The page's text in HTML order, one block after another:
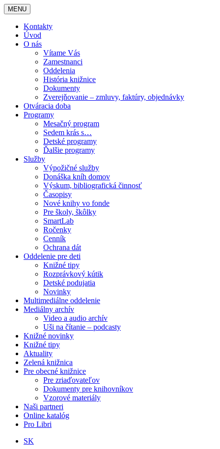
MENU
Kontakty
Úvod
O nás
Vítame Vás
Zamestnanci
Oddelenia
História knižnice
Dokumenty
Zverejňovanie – zmluvy, faktúry, objednávky
Otváracia doba
Programy
Mesačný program
Sedem krás s…
Detské programy
Ďalšie programy
Služby
Výpožičné služby
Donáška kníh domov
Výskum, bibliografická činnosť
Časopisy
Nové knihy vo fonde
Pre školy, škôlky
SmartLab
Ročenky
Cenník
Ochrana dát
Oddelenie pre deti
Knižné tipy
Rozprávkový kútik
Detské podujatia
Novinky
Multimediálne oddelenie
Mediálny archív
Video a audio archív
Uši na čítanie – podcasty
Knižné novinky
Knižné tipy
Aktuality
Zelená knižnica
Pre obecné knižnice
Pre zriaďovateľov
Dokumenty pre knihovníkov
Vzorové materiály
Naši partneri
Online katalóg
Pro Libri
SK